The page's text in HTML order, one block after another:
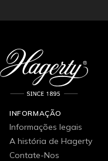
INFORMAÇÃO
Informações legais
A história de Hagerty
Contate-Nos